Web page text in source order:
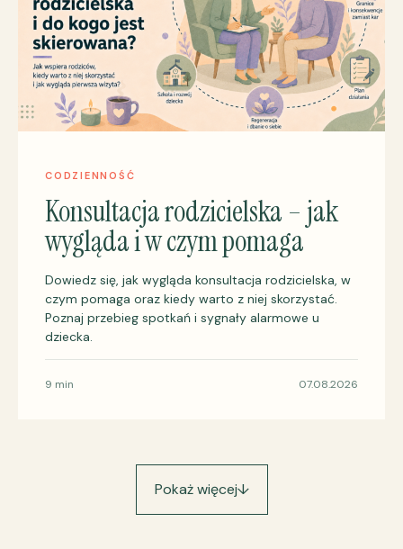
CODZIENNOŚĆ
Konsultacja rodzicielska – jak
wygląda i w czym pomaga
Dowiedz się, jak wygląda konsultacja rodzicielska, w
czym pomaga oraz kiedy warto z niej skorzystać.
Poznaj przebieg spotkań i sygnały alarmowe u
dziecka.
9 min 07.08.2026
Pokaż więcej↓